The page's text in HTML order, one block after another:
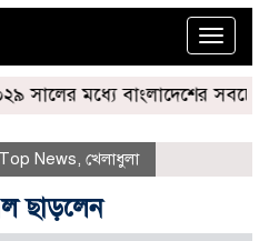
Toggle
মধ্যে বাংলাদেশের সবচেয়ে
Top News খেলাধুলা
ছাড়লেন